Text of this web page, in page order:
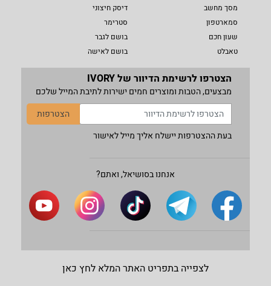
מסך מחשב
סמארטפון
שעון חכם
טאבלט
דיסק חיצוני
סטרימר
בושם לגבר
בושם לאישה
הצטרפו לרשימת הדיוור של IVORY
מבצעים, הטבות ומוצרים חמים ישירות לתיבת המייל שלכם
הצטרפות
בעת ההצטרפות יישלח אליך מייל לאישור
אנחנו בסושיאל, ואתם?
לצפייה בתפריט האתר המלא לחץ כאן